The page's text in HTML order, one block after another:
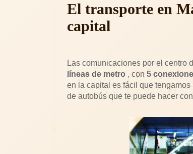
El transporte en
capital
Las comunicaciones por el centro
líneas de metro , con 5
en la capital es fácil que
de autobús que te puede hacer